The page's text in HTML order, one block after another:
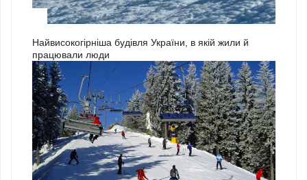
Найвисокогірніша будівля України, в якій жили й
працювали люди